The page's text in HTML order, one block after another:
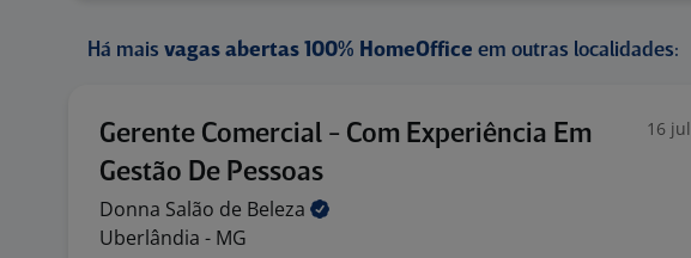
Há mais vagas abertas 100% HomeOffice em outras localidades:
Gerente Comercial - Com Experiência Em
Gestão De Pessoas
16 jul
Donna Salão de Beleza
Uberlândia - MG